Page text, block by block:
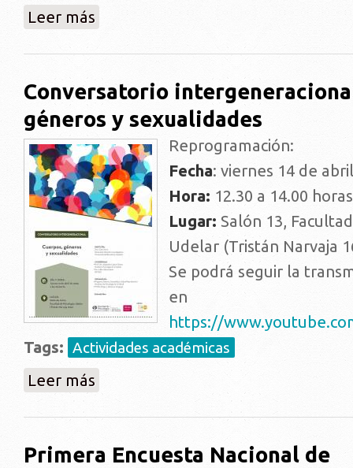
Leer más
Conversatorio
géneros y sexualidades
Reprogramación:
Fecha: viernes 14 de
Hora: 12.30 a 14.00 horas
Lugar: Salón 13,
Udelar (Tristán Narvaja
Se podrá seguir la
en
https://
Tags: Actividades académicas
Leer más
Primera Encuesta Nacional de